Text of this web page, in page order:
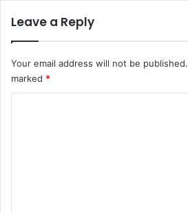
Leave a Reply
Your email address will not be published.
marked *